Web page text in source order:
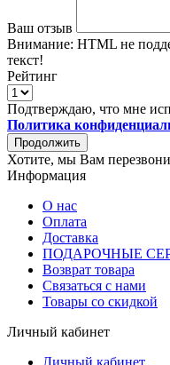
Ваш отзыв
Внимание: HTML не
текст!
Рейтинг
Подтверждаю, что мне
Политика
Продолжить
Хотите, мы Вам
Информация
О нас
Оплата
Доставка
ПОДАРОЧНЫЕ
Возврат товара
Связаться с нами
Товары со скидкой
Личный кабинет
Личный кабинет